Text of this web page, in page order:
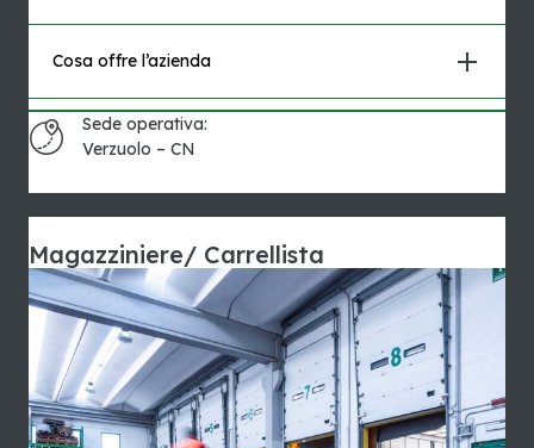
Cosa offre l’azienda
Sede operativa:
Verzuolo – CN
Magazziniere/ Carrellista